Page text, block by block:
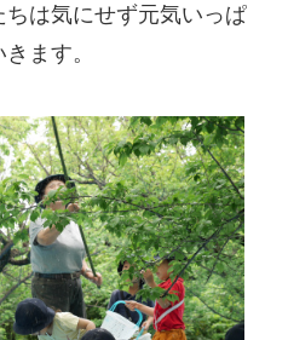
は気にせず元気いっぱ
ます。